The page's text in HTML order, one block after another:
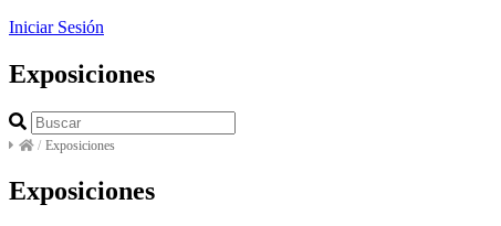
Iniciar Sesión
Exposiciones
/ Exposiciones
Exposiciones